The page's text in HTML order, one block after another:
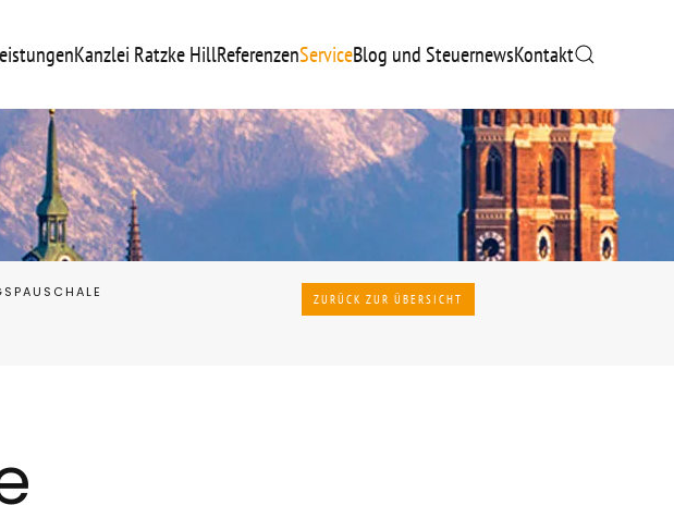
Kanzlei Ratzke HillReferenzenServiceBlog und SteuernewsKontakt
ZURÜCK ZUR ÜBERSICHT